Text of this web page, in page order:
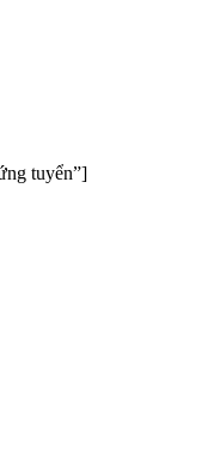
tuyển”]